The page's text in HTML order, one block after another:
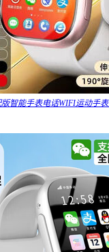
智能手表电话WIFI运动手